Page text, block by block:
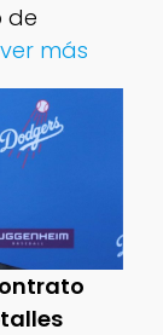
de
más